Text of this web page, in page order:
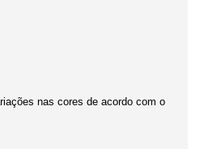
nas cores de acordo com o